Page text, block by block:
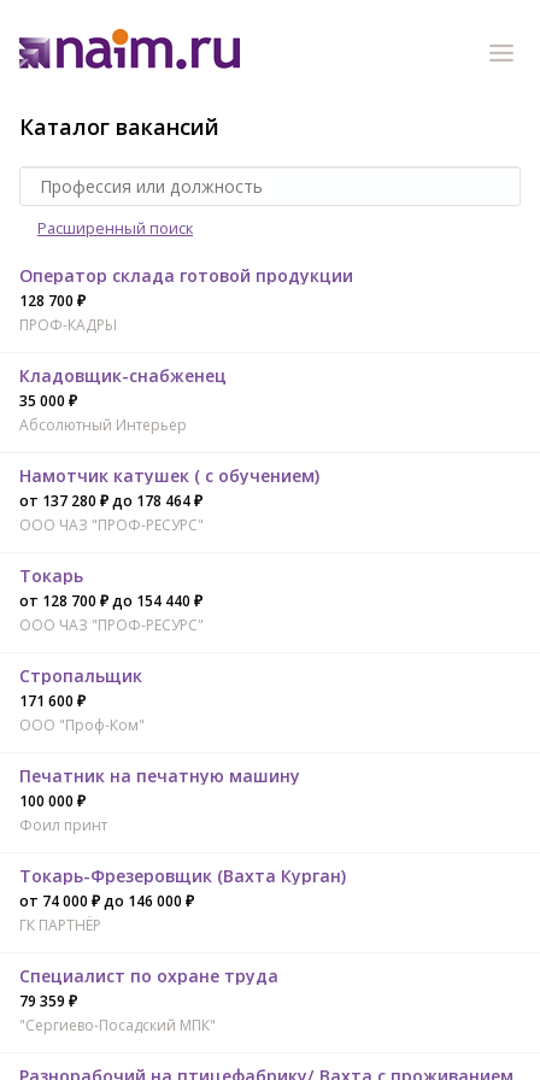
Каталог вакансий
Расширенный поиск
Оператор склада готовой продукции
128 700 ₽
ПРОФ-КАДРЫ
Кладовщик-снабженец
35 000 ₽
Абсолютный Интерьер
Намотчик катушек ( с обучением)
от 137 280 ₽ до 178 464 ₽
ООО ЧАЗ "ПРОФ-РЕСУРС"
Токарь
от 128 700 ₽ до 154 440 ₽
ООО ЧАЗ "ПРОФ-РЕСУРС"
Стропальщик
171 600 ₽
ООО "Проф-Ком"
Печатник на печатную машину
100 000 ₽
Фоил принт
Токарь-Фрезеровщик (Вахта Курган)
от 74 000 ₽ до 146 000 ₽
ГК ПАРТНЁР
Специалист по охране труда
79 359 ₽
"Сергиево-Посадский МПК"